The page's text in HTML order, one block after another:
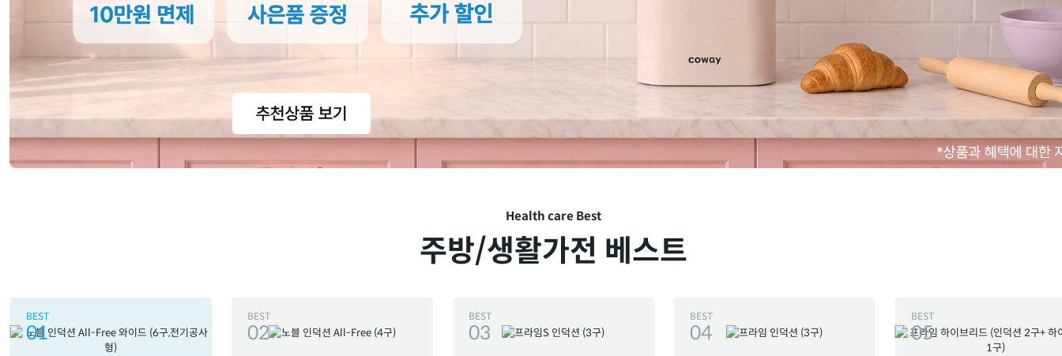
Health care Best
주방/생활가전 베스트
BEST
01
BEST
02
BEST
03
BEST
04
BEST
05